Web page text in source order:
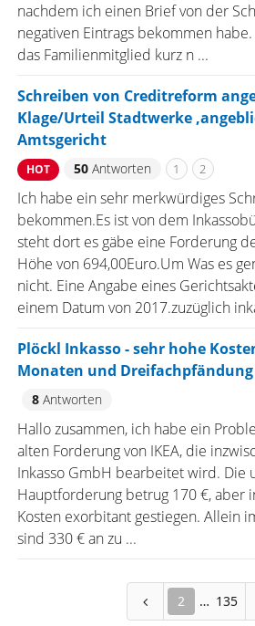
nachdem ich einen Brief von der
negativen Eintrags bekommen
das Familienmitglied kurz n ...
Schreiben von Creditreform
Klage/Urteil Stadtwerke
Amtsgericht
HOT 50Antworten 1 2
Ich habe ein sehr merkwürdiges
bekommen.Es ist von dem
steht dort es gäbe eine Forderung
Höhe von 694,00Euro.Um Was es
nicht. Eine Angabe eines
einem Datum von 2017.zuzüglich
Plöckl Inkasso - sehr hohe
Monaten und
8Antworten
Hallo zusammen, ich habe ein
alten Forderung von IKEA, die
Inkasso GmbH bearbeitet wird. Die
Hauptforderung betrug 170 €, aber
Kosten exorbitant gestiegen. Allein
sind 330 € an zu ...
2 135